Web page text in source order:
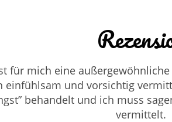
für mich eine
einfühlsam und vorsichtig
behandelt und ich muss
vermittelt.